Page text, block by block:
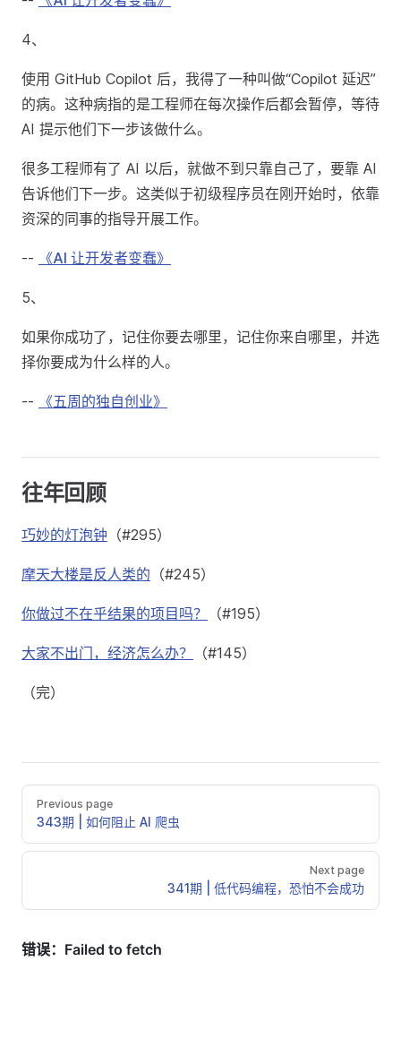
4、
使用 GitHub Copilot 后，我得了一种叫做“Copilot 延迟”
的病。这种病指的是工程师在每次操作后都会暂停，等待
AI 提示他们下一步该做什么。
很多工程师有了 AI 以后，就做不到只靠自己了，要靠 AI
告诉他们下一步。这类似于初级程序员在刚开始时，依靠
资深的同事的指导开展工作。
-- 《AI 让开发者变蠢》
5、
如果你成功了，记住你要去哪里，记住你来自哪里，并选
择你要成为什么样的人。
-- 《五周的独自创业》
往年回顾
巧妙的灯泡钟 （#295）
摩天大楼是反人类的 （#245）
你做过不在乎结果的项目吗？ （#195）
大家不出门，经济怎么办？ （#145）
（完）
Previous page
343期 | 如何阻止 AI 爬虫
Next page
341期 | 低代码编程，恐怕不会成功